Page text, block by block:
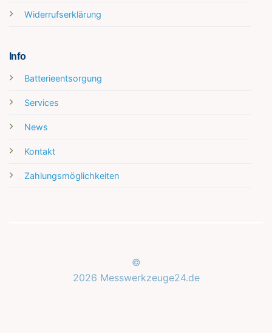
Widerrufserklärung
Info
Batterieentsorgung
Services
News
Kontakt
Zahlungsmöglichkeiten
©
2026 Messwerkzeuge24.de